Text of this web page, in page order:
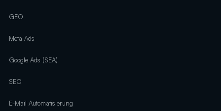
GEO
Meta Ads
Google Ads (SEA)
SEO
E-Mail Automatisierung